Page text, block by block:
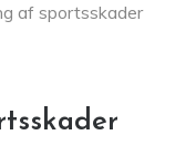
af sportsskader